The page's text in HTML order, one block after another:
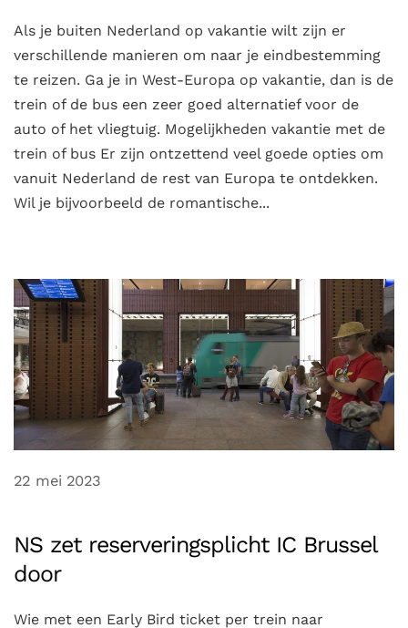
Als je buiten Nederland op vakantie wilt zijn er
verschillende manieren om naar je eindbestemming
te reizen. Ga je in West-Europa op vakantie, dan is de
trein of de bus een zeer goed alternatief voor de
auto of het vliegtuig. Mogelijkheden vakantie met de
trein of bus Er zijn ontzettend veel goede opties om
vanuit Nederland de rest van Europa te ontdekken.
Wil je bijvoorbeeld de romantische...
22 mei 2023
NS zet reserveringsplicht IC Brussel
door
Wie met een Early Bird ticket per trein naar